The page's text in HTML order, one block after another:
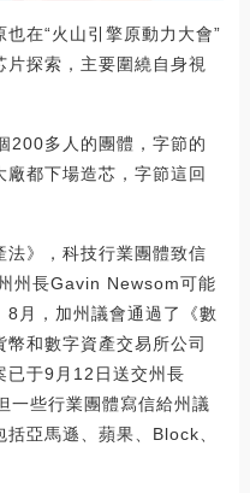
在“火山引擎原動力大會”
片探索，主要圍繞自身視
200多人的團體，字節的
都下場造芯，字節這回
法》，科技行業團體致信
州長Gavin Newsom可能
8月，加州議會通過了《數
和數字資產交易所公司
已于9月12日送交州長
些行業團體寫信給州議
亞馬遜、蘋果、Block、